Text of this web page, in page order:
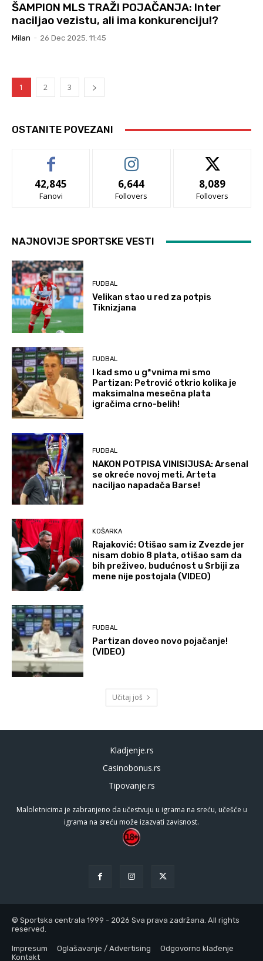
ŠAMPION MLS TRAŽI POJAČANJA: Inter
naciljao vezistu, ali ima konkurenciju!?
Milan - 26 Dec 2025. 11:45
1 2 3
OSTANITE POVEZANI
42,845
Fanovi
6,644
Follovers
8,089
Follovers
NAJNOVIJE SPORTSKE VESTI
FUDBAL
Velikan stao u red za potpis
Tiknizjana
FUDBAL
I kad smo u g*vnima mi smo
Partizan: Petrović otkrio kolika je
maksimalna mesečna plata
igračima crno-belih!
FUDBAL
NAKON POTPISA VINISIJUSA: Arsenal
se okreće novoj meti, Arteta
naciljao napadača Barse!
KOŠARKA
Rajaković: Otišao sam iz Zvezde jer
nisam dobio 8 plata, otišao sam da
bih preživeo, budućnost u Srbiji za
mene nije postojala (VIDEO)
FUDBAL
Partizan doveo novo pojačanje!
(VIDEO)
Učitaj još
Kladjenje.rs
Casinobonus.rs
Tipovanje.rs
Maloletnicima je zabranjeno da učestvuju u igrama na sreću, učešće u
igrama na sreću može izazvati zavisnost.
© Sportska centrala 1999 - 2026 Sva prava zadržana. All rights
reserved.
Impresum Oglašavanje / Advertising
Odgovorno klađenje
Kontakt